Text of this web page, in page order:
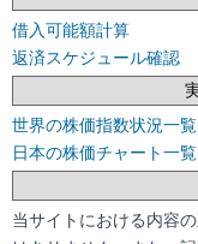
借入可能額計算
返済スケジュール確認
世界の株価指数状況一覧
日本の株価チャート一覧
当サイトにおける内容